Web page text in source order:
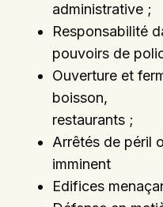
administrative ;
Responsabilité
pouvoirs de
Ouverture et
boisson,
restaurants ;
Arrêtés de péril
imminent
Edifices